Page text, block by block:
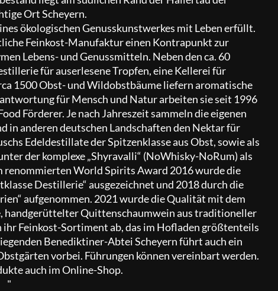
Ort Scheyern.
ökologischen Genusskunstwerkes mit Leben erfüllt.
Feinkost-Manufaktur einen Kontrapunkt zur
Lebens- und Genussmitteln. Neben den ca. 60
für auserlesene Tropfen, eine Kellerei für
1500 Obst- und Wildobstbäume liefern aromatische
für Mensch und Natur arbeiten sie seit 1996
Förderer. Je nach Jahreszeit sammeln die eigenen
in anderen deutschen Landschaften den Nektar für
Edeldestillate der Spitzenklasse aus Obst, sowie als
der komplexe „Shyravalli“ (NoWhisky-NoRum) als
renommierten World Spirits Award 2016 wurde die
Destillerie“ ausgezeichnet und 2018 durch die
aufgenommen. 2021 wurde die Qualität mit dem
handgerüttelter Quittenschaumwein aus traditioneller
ihr Feinkost-Sortiment ab, das im Hofladen größtenteils
Benediktiner-Abtei Scheyern führt auch ein
vorbei. Führungen können vereinbart werden.
auch im Online-Shop.
"